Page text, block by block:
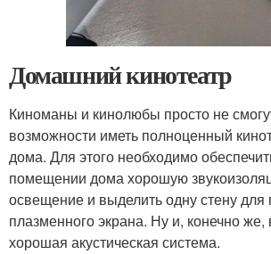
Домашний кинотеатр
Киноманы и кинолюбы просто не
возможности иметь полноценный
дома. Для этого необходимо
помещении дома хорошую
освещение и выделить одну стену для
плазменного экрана. Ну и, конечно
хорошая акустическая система.